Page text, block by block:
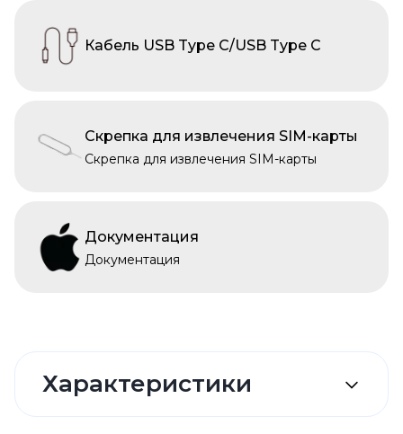
Кабель USB Type C/USB Type C
Скрепка для извлечения SIM-карты
Скрепка для извлечения SIM-карты
Документация
Документация
Характеристики